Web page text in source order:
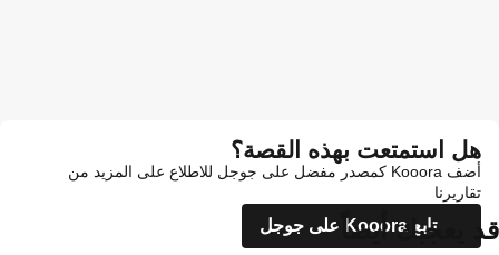
هل استمتعت بهذه القصة؟
أضف Kooora كمصدر مفضل على جوجل للاطلاع على المزيد من
تقاريرنا
تابع Kooora على جوجل
قد يعجبك أيضاً